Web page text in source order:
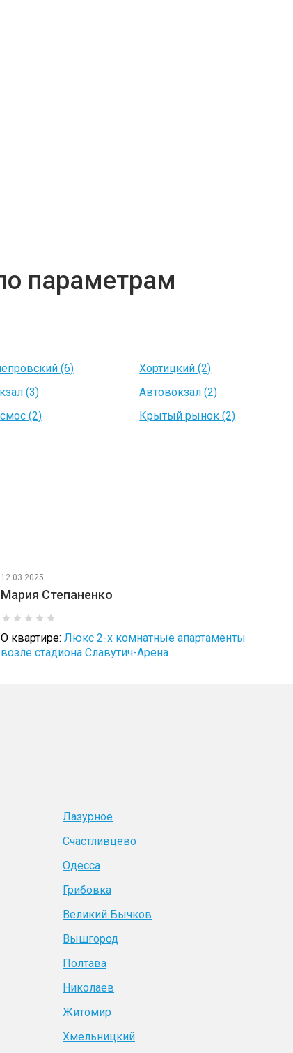
параметрам
(6)
Хортицкий (2)
(3)
Автовокзал (2)
(2)
Крытый рынок (2)
12.03.2025
Мария Степаненко
О квартире: Люкс 2-х комнатные апартаменты
возле стадиона Славутич-Арена
Лазурное
Счастливцево
Одесса
Грибовка
Великий Бычков
Вышгород
Полтава
Николаев
Житомир
Хмельницкий